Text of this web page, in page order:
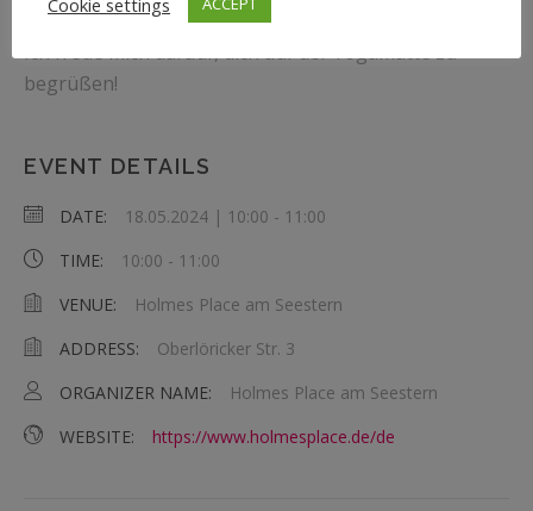
Ich freue mich darauf, dich auf der Yogamatte zu
begrüßen!
EVENT DETAILS
DATE: 18.05.2024 | 10:00 - 11:00
TIME:
10:00 - 11:00
VENUE:
Holmes Place am Seestern
ADDRESS:
Oberlöricker Str. 3
ORGANIZER NAME:
Holmes Place am Seestern
WEBSITE:
https://www.holmesplace.de/de